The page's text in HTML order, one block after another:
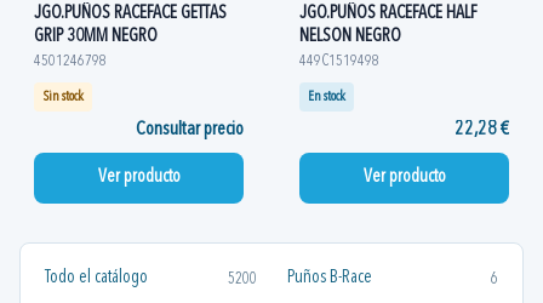
Todo el catálogo 5200 Puños B-Race 6
JGO.PUÑOS RACEFACE GETTAS
GRIP 30MM NEGRO
4501246798
Sin stock
Consultar precio
Ver producto
JGO.PUÑOS RACEFACE HALF
NELSON NEGRO
449C1519498
En stock
22,28 €
Ver producto